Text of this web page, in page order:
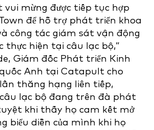
vui mừng được tiếp tục hợp
để hỗ trợ phát triển khoa
công tác giám sát vận động
thực hiện tại câu lạc bộ,”
Giám đốc Phát triển Kinh
Anh tại Catapult cho
thăng hạng liên tiếp,
lạc bộ đang trên đà phát
khi thấy họ cam kết mở
biểu diễn của mình khi họ